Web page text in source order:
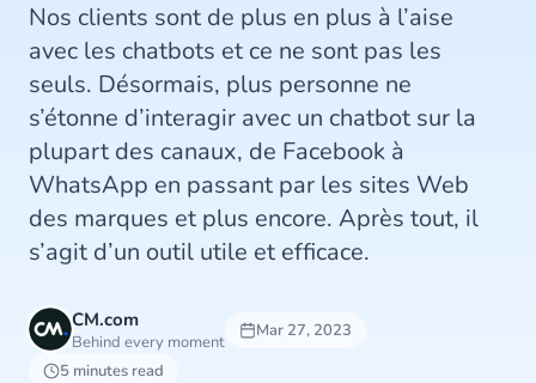
Nos clients sont de plus en plus à l’aise
avec les chatbots et ce ne sont pas les
seuls. Désormais, plus personne ne
s’étonne d’interagir avec un chatbot sur la
plupart des canaux, de Facebook à
WhatsApp en passant par les sites Web
des marques et plus encore. Après tout, il
s’agit d’un outil utile et efficace.
CM.com
Behind every moment
Mar 27, 2023
5 minutes read